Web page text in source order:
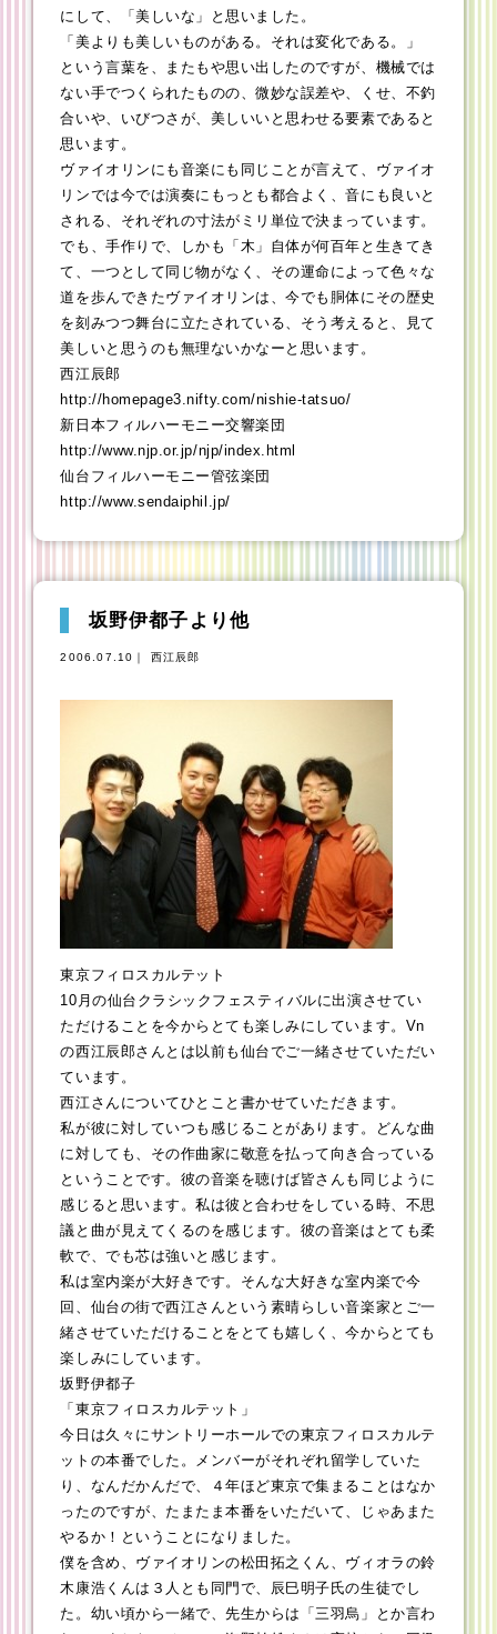
にして、「美しいな」と思いました。
「美よりも美しいものがある。それは変化である。」
という言葉を、またもや思い出したのですが、機械では
ない手でつくられたものの、微妙な誤差や、くせ、不釣
合いや、いびつさが、美しいいと思わせる要素であると
思います。
ヴァイオリンにも音楽にも同じことが言えて、ヴァイオ
リンでは今では演奏にもっとも都合よく、音にも良いと
される、それぞれの寸法がミリ単位で決まっています。
でも、手作りで、しかも「木」自体が何百年と生きてき
て、一つとして同じ物がなく、その運命によって色々な
道を歩んできたヴァイオリンは、今でも胴体にその歴史
を刻みつつ舞台に立たされている、そう考えると、見て
美しいと思うのも無理ないかなーと思います。
西江辰郎
http://homepage3.nifty.com/nishie-tatsuo/
新日本フィルハーモニー交響楽団
http://www.njp.or.jp/njp/index.html
仙台フィルハーモニー管弦楽団
http://www.sendaiphil.jp/
坂野伊都子より他
2006.07.10｜ 西江辰郎
東京フィロスカルテット
10月の仙台クラシックフェスティバルに出演させてい
ただけることを今からとても楽しみにしています。Vn
の西江辰郎さんとは以前も仙台でご一緒させていただい
ています。
西江さんについてひとこと書かせていただきます。
私が彼に対していつも感じることがあります。どんな曲
に対しても、その作曲家に敬意を払って向き合っている
ということです。彼の音楽を聴けば皆さんも同じように
感じると思います。私は彼と合わせをしている時、不思
議と曲が見えてくるのを感じます。彼の音楽はとても柔
軟で、でも芯は強いと感じます。
私は室内楽が大好きです。そんな大好きな室内楽で今
回、仙台の街で西江さんという素晴らしい音楽家とご一
緒させていただけることをとても嬉しく、今からとても
楽しみにしています。
坂野伊都子
「東京フィロスカルテット」
今日は久々にサントリーホールでの東京フィロスカルテ
ットの本番でした。メンバーがそれぞれ留学していた
り、なんだかんだで、４年ほど東京で集まることはなか
ったのですが、たまたま本番をいただいて、じゃあまた
やるか！ということになりました。
僕を含め、ヴァイオリンの松田拓之くん、ヴィオラの鈴
木康浩くんは３人とも同門で、辰巳明子氏の生徒でし
た。幼い頃から一緒で、先生からは「三羽烏」とか言わ